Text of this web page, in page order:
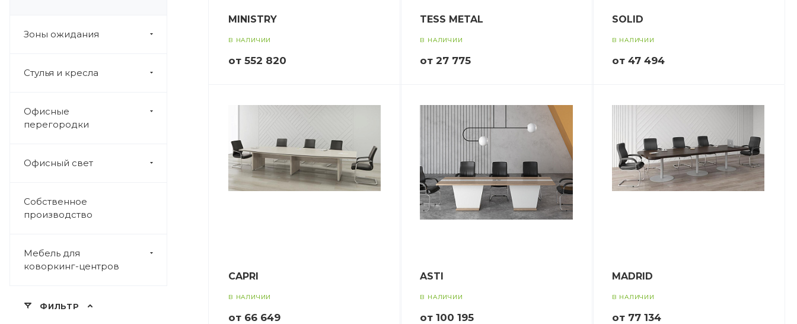
Зоны ожидания
Стулья и кресла
Офисные
перегородки
Офисный свет
Собственное
производство
Мебель для
коворкинг-центров
ФИЛЬТР
MINISTRY
В НАЛИЧИИ
от 552 820
TESS METAL
В НАЛИЧИИ
от 27 775
SOLID
В НАЛИЧИИ
от 47 494
CAPRI
В НАЛИЧИИ
от 66 649
ASTI
В НАЛИЧИИ
от 100 195
MADRID
В НАЛИЧИИ
от 77 134